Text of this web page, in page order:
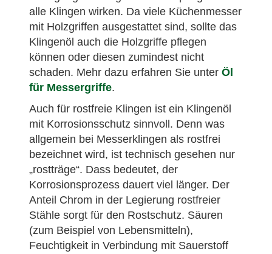
alle Klingen wirken. Da viele Küchenmesser
mit Holzgriffen ausgestattet sind, sollte das
Klingenöl auch die Holzgriffe pflegen
können oder diesen zumindest nicht
schaden. Mehr dazu erfahren Sie unter Öl
für Messergriffe.
Auch für rostfreie Klingen ist ein Klingenöl
mit Korrosionsschutz sinnvoll. Denn was
allgemein bei Messerklingen als rostfrei
bezeichnet wird, ist technisch gesehen nur
„rostträge“. Dass bedeutet, der
Korrosionsprozess dauert viel länger. Der
Anteil Chrom in der Legierung rostfreier
Stähle sorgt für den Rostschutz. Säuren
(zum Beispiel von Lebensmitteln),
Feuchtigkeit in Verbindung mit Sauerstoff